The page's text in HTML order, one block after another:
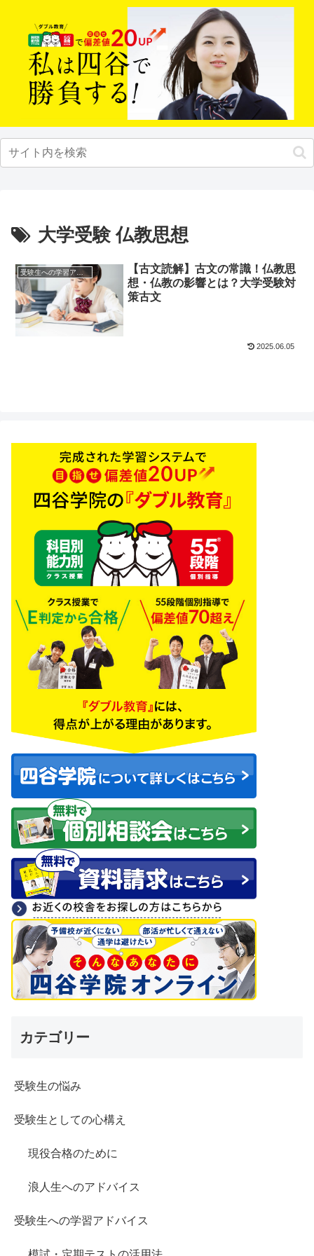
大学受験 仏教思想
受験生への学習アドバイス
【古文読解】古文の常識！仏教思
想・仏教の影響とは？大学受験対
策古文
2025.06.05
カテゴリー
受験生の悩み
受験生としての心構え
現役合格のために
浪人生へのアドバイス
受験生への学習アドバイス